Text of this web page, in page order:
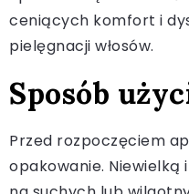
ceniących komfort i
pielęgnacji włosów.
Sposób
Przed rozpoczęciem
opakowanie.